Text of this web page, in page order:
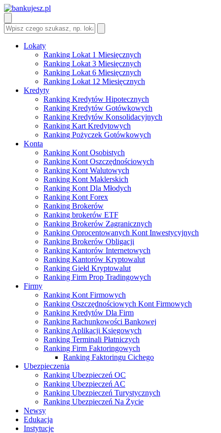
Lokaty
Ranking Lokat 1 Miesięcznych
Ranking Lokat 3 Miesięcznych
Ranking Lokat 6 Miesięcznych
Ranking Lokat 12 Miesięcznych
Kredyty
Ranking Kredytów Hipotecznych
Ranking Kredytów Gotówkowych
Ranking Kredytów Konsolidacyjnych
Ranking Kart Kredytowych
Ranking Pożyczek Gotówkowych
Konta
Ranking Kont Osobistych
Ranking Kont Oszczędnościowych
Ranking Kont Walutowych
Ranking Kont Maklerskich
Ranking Kont Dla Młodych
Ranking Kont Forex
Ranking Brokerów
Ranking brokerów ETF
Ranking Brokerów Zagranicznych
Ranking Oprocentowanych Kont Inwestycyjnych
Ranking Brokerów Obligacji
Ranking Kantorów Internetowych
Ranking Kantorów Kryptowalut
Ranking Giełd Kryptowalut
Ranking Firm Prop Tradingowych
Firmy
Ranking Kont Firmowych
Ranking Oszczędnościowych Kont Firmowych
Ranking Kredytów Dla Firm
Ranking Rachunkowości Bankowej
Ranking Aplikacji Księgowych
Ranking Terminali Płatniczych
Ranking Firm Faktoringowych
Ranking Faktoringu Cichego
Ubezpieczenia
Ranking Ubezpieczeń OC
Ranking Ubezpieczeń AC
Ranking Ubezpieczeń Turystycznych
Ranking Ubezpieczeń Na Życie
Newsy
Edukacja
Instytucje